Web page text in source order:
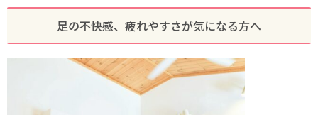
足の不快感、疲れやすさが気になる方へ